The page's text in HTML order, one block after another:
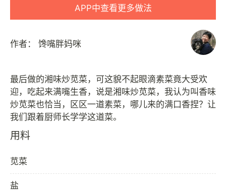
APP中查看更多做法
作者： 馋嘴胖妈咪
最后做的湘味炒苋菜，可这貌不起眼滴素菜竟大受欢
迎，吃起来满嘴生香，说是湘味炒苋菜，我认为叫香味
炒苋菜也恰当，区区一道素菜，哪儿来的满口香捏？让
用料
苋菜
盐